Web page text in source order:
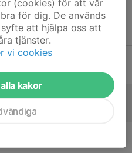
Fristils-SM 2026!
2026 till Sebastian!
(cookies) för att vår
för dig. De används
att hjälpa oss att
tjänster.
vi cookies
kakor